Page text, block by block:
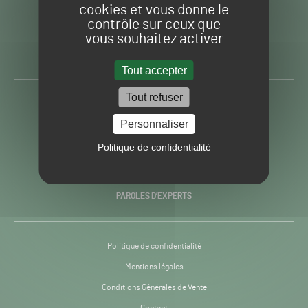
cookies et vous donne le
contrôle sur ceux que
vous souhaitez activer
Tout accepter
Tout refuser
Personnaliser
Politique de confidentialité
Gazon
Sport
H24
-
Toute l’info autour du
PRATIQUES
PAROLES D’EXPERTS
Politique de confidentialité
Mentions légales
Conditions Générales de Vente